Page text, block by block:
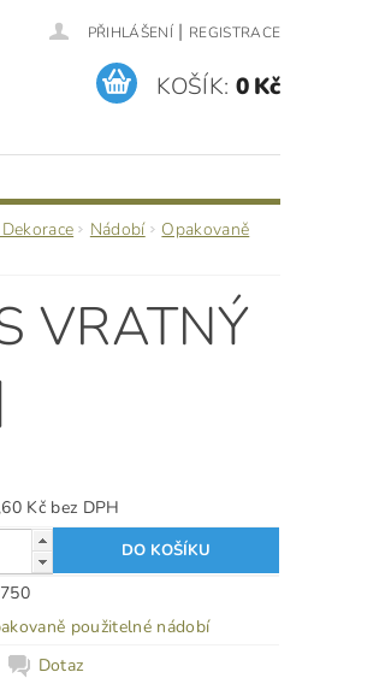
PŘIHLÁŠENÍ | REGISTRACE
KOŠÍK: 0 Kč
Nádobí
Opakovaně
VRATNÝ
85,60 Kč bez DPH
použitelné nádobí
Dotaz